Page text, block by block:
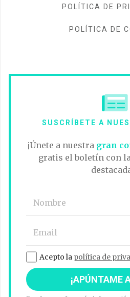
POLÍTICA DE
POLÍTICA DE
SUSCRÍBETE A
¡Únete a nuestra gran
gratis el boletín con
Acepto la política de